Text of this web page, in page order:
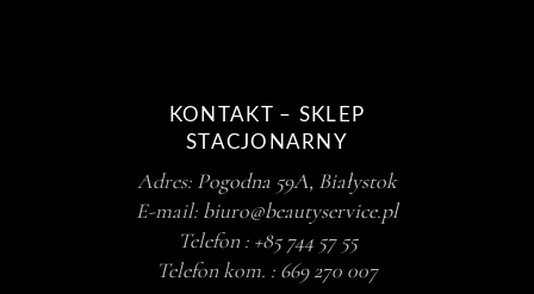
KONTAKT – SKLEP
STACJONARNY
Adres: Pogodna 59A, Białystok
E-mail: biuro@beautyservice.pl
Telefon : +85 744 57 55
Telefon kom. : 669 270 007